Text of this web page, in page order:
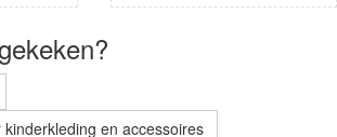
en accessoires